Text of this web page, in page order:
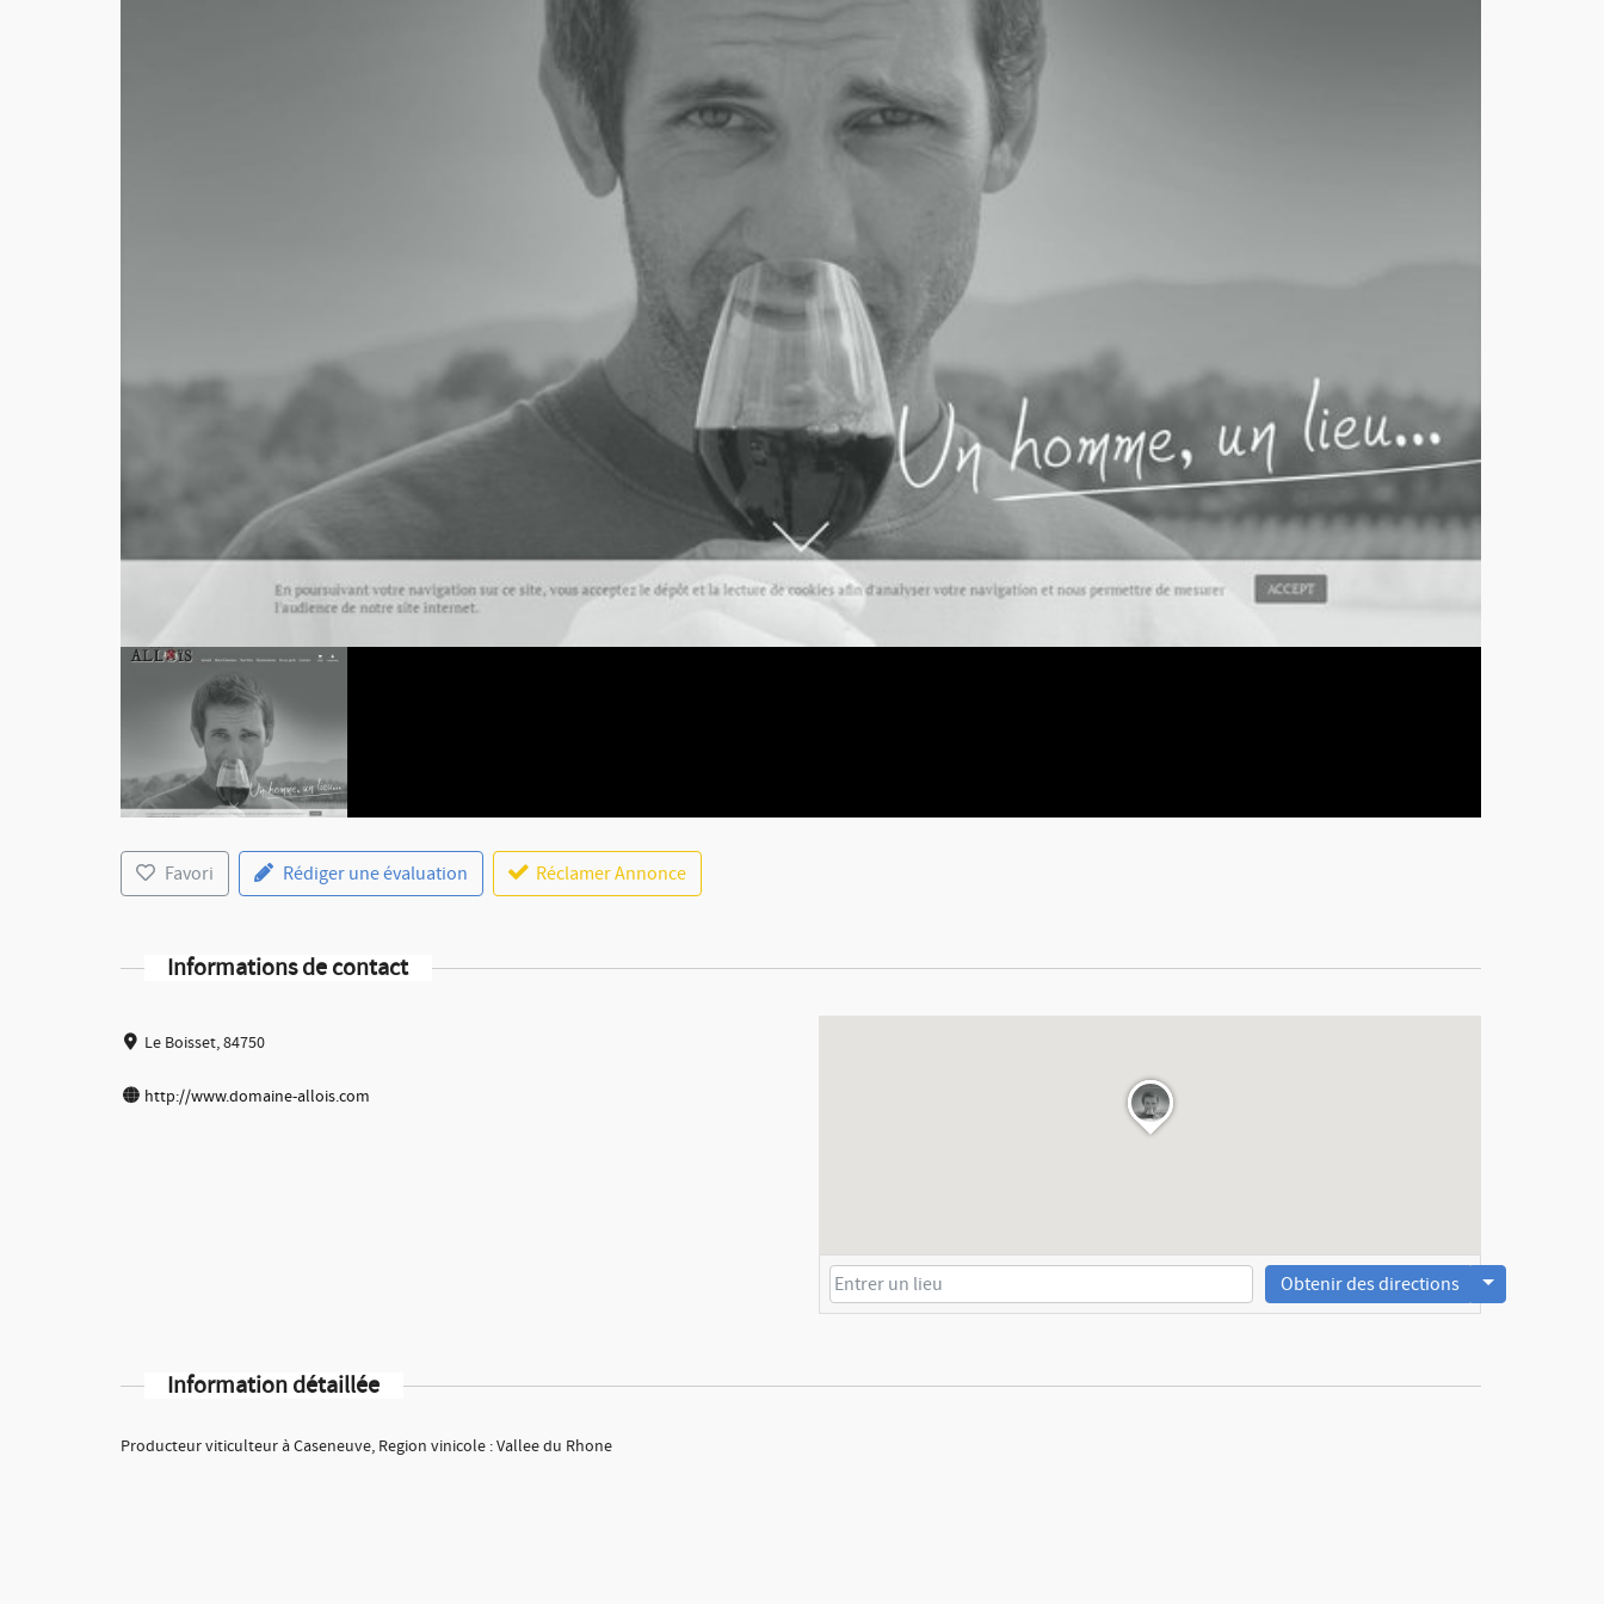
Favori Rédiger une évaluation Réclamer Annonce
Informations de contact
Le Boisset, 84750
http://www.domaine-allois.com
Obtenir des directions
Information détaillée
Producteur viticulteur à Caseneuve, Region vinicole : Vallee du Rhone